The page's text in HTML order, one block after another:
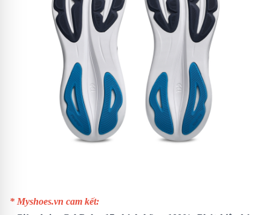
* Myshoes.vn cam kết: